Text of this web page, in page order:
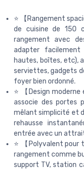
⭐ 【Rangement
de cuisine de 150
rangement avec
adapter
hautes, boîtes, etc),
serviettes, gadgets
foyer bien ordonné.
⭐ 【Design
associe des portes
mêlant simplicité et
rehausse
entrée avec un
⭐ 【Polyvalent pour
rangement comme
support TV, station